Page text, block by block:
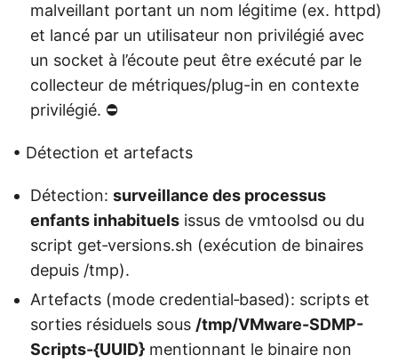
malveillant portant un nom légitime (ex. httpd)
et lancé par un utilisateur non privilégié avec
un socket à l’écoute peut être exécuté par le
collecteur de métriques/plug-in en contexte
privilégié. ⛔
• Détection et artefacts
Détection: surveillance des processus
enfants inhabituels issus de vmtoolsd ou du
script get‑versions.sh (exécution de binaires
depuis /tmp).
Artefacts (mode credential‑based): scripts et
sorties résiduels sous /tmp/VMware-SDMP-
Scripts-{UUID} mentionnant le binaire non